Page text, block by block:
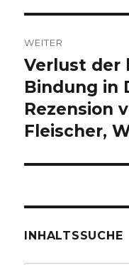
WEITER
Nächster
Beitrag:
Verlust der
Bindung in
Rezension
Fleischer,
INHALTSSUCHE